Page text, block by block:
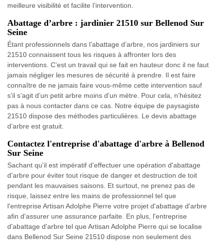
meilleure visibilité et facilite l’intervention.
Abattage d’arbre : jardinier 21510 sur Bellenod Sur
Seine
Étant professionnels dans l’abattage d’arbre, nos jardiniers sur
21510 connaissent tous les risques à affronter lors des
interventions. C’est un travail qui se fait en hauteur donc il ne faut
jamais négliger les mesures de sécurité à prendre. Il est faire
connaître de ne jamais faire vous-même cette intervention sauf
s’il s’agit d’un petit arbre moins d'un mètre. Pour cela, n’hésitez
pas à nous contacter dans ce cas. Notre équipe de paysagiste
21510 dispose des méthodes particulières. Le devis abattage
d’arbre est gratuit.
Contactez l'entreprise d'abattage d'arbre à Bellenod
Sur Seine
Sachant qu'il est impératif d'effectuer une opération d'abattage
d'arbre pour éviter tout risque de danger et destruction de toit
pendant les mauvaises saisons. Et surtout, ne prenez pas de
risque, laissez entre les mains de professionnel tel que
l'entreprise Artisan Adolphe Pierre votre projet d'abattage d'arbre
afin d'assurer une assurance parfaite. En plus, l'entreprise
d'abattage d'arbre tel que Artisan Adolphe Pierre qui se localise
dans Bellenod Sur Seine 21510 dispose non seulement des